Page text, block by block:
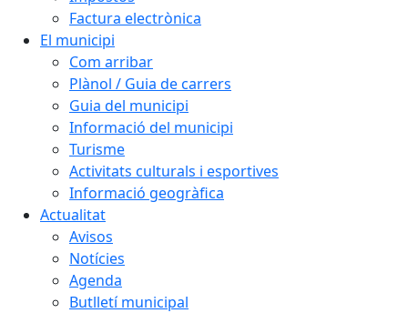
Factura electrònica
El municipi
Com arribar
Plànol / Guia de carrers
Guia del municipi
Informació del municipi
Turisme
Activitats culturals i esportives
Informació geogràfica
Actualitat
Avisos
Notícies
Agenda
Butlletí municipal